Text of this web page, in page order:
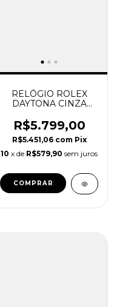
RELÓGIO ROLEX
DAYTONA CINZA
CLONE
R$5.799,00
R$5.451,06 com Pix
10 x de R$579,90 sem juros